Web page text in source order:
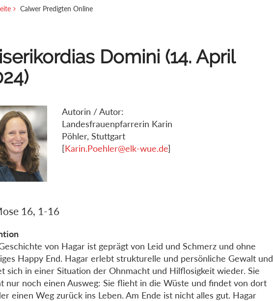
Calwer Predigten Online
Domini (14. April
Autorin / Autor:
Landesfrauenpfarrerin Karin
Pöhler, Stuttgart
[Karin.Poehler@elk-wue.de]
16, 1-16
von Hagar ist geprägt von Leid und Schmerz und ohne
Happy End. Hagar erlebt strukturelle und persönliche Gewalt und
sich in einer Situation der Ohnmacht und Hilflosigkeit wieder. Sie
nur noch einen Ausweg: Sie flieht in die Wüste und findet von dort
einen Weg zurück ins Leben. Am Ende ist nicht alles gut. Hagar